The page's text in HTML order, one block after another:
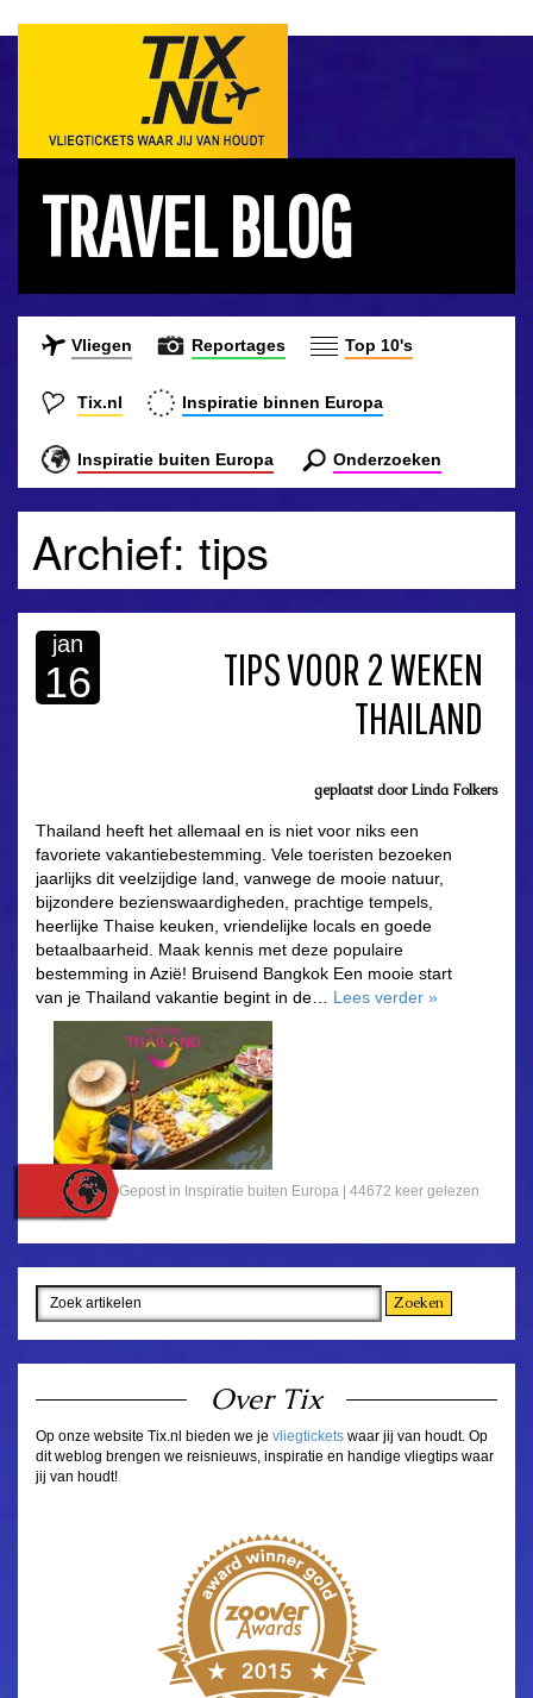
TRAVEL BLOG
Vliegen Reportages Top 10's
Tix.nl Inspiratie binnen Europa
Inspiratie buiten Europa Onderzoeken
Archief: tips
jan
16
TIPS VOOR 2 WEKEN
THAILAND
geplaatst doorLinda Folkers
Thailand heeft het allemaal en is niet voor niks een
favoriete vakantiebestemming. Vele toeristen bezoeken
jaarlijks dit veelzijdige land, vanwege de mooie natuur,
bijzondere bezienswaardigheden, prachtige tempels,
heerlijke Thaise keuken, vriendelijke locals en goede
betaalbaarheid. Maak kennis met deze populaire
bestemming in Azië! Bruisend Bangkok Een mooie start
van je Thailand vakantie begint in de… Lees verder »
Gepost in Inspiratie buiten Europa | 44672 keer gelezen
Over Tix
Op onze website Tix.nl bieden we je vliegtickets waar jij van houdt. Op
dit weblog brengen we reisnieuws, inspiratie en handige vliegtips waar
jij van houdt!